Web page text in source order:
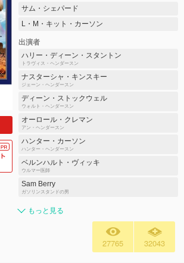
サム・シェパード
L・M・キット・カーソン
出演者
ハリー・ディーン・スタントン
トラヴィス・ヘンダースン
ナスターシャ・キンスキー
ジェーン・ヘンダースン
ディーン・ストックウェル
ウォルト・ヘンダースン
オーロール・クレマン
アン・ヘンダースン
ハンター・カーソン
ハンター・ヘンダースン
ベルンハルト・ヴィッキ
ウルマー医師
Sam Berry
ガソリンスタンドの男
もっと見る
27765 32043